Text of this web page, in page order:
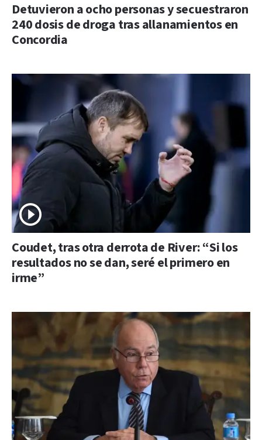
Detuvieron a ocho personas y secuestraron
240 dosis de droga tras allanamientos en
Concordia
Coudet, tras otra derrota de River: “Si los
resultados no se dan, seré el primero en
irme”